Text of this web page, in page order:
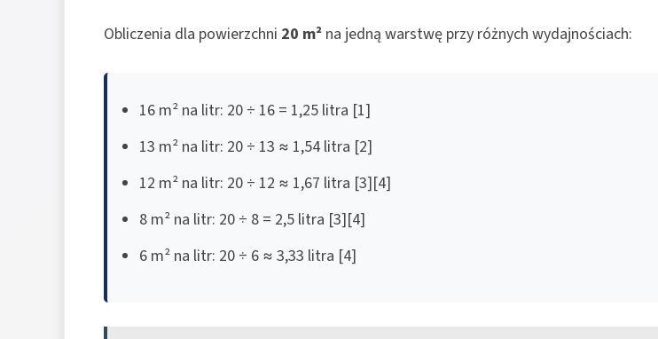
Obliczenia dla powierzchni 20 m² na jedną warstwę przy różnych wydajnościach:
16 m² na litr: 20 ÷ 16 = 1,25 litra [1]
13 m² na litr: 20 ÷ 13 ≈ 1,54 litra [2]
12 m² na litr: 20 ÷ 12 ≈ 1,67 litra [3][4]
8 m² na litr: 20 ÷ 8 = 2,5 litra [3][4]
6 m² na litr: 20 ÷ 6 ≈ 3,33 litra [4]